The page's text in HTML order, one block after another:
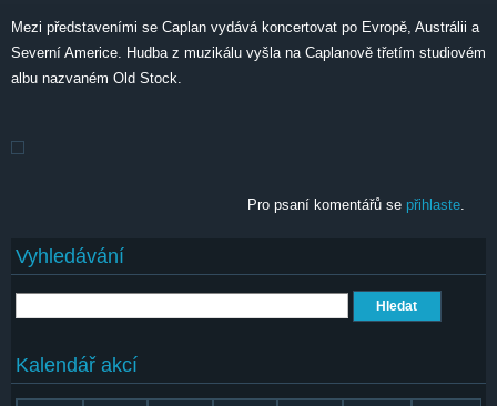
Mezi představeními se Caplan vydává koncertovat po Evropě, Austrálii a
Severní Americe. Hudba z muzikálu vyšla na Caplanově třetím studiovém
albu nazvaném Old Stock.
Pro psaní komentářů se přihlaste.
Vyhledávání
Kalendář akcí